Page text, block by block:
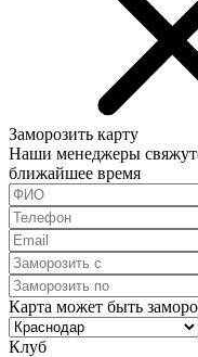
Заморозить карту
Наши менеджеры
ближайшее время
Карта может быть
Клуб